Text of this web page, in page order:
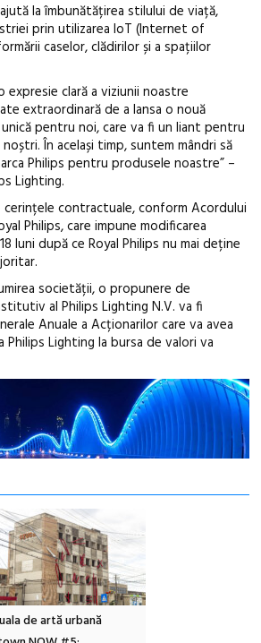
la îmbunătățirea stilului de viață,
prin utilizarea IoT (Internet of
caselor, clădirilor și a spațiilor
expresie clară a viziunii noastre
extraordinară de a lansa o nouă
pentru noi, care va fi un liant pentru
În același timp, suntem mândri să
Philips pentru produsele noastre” –
Lighting.
contractuale, conform Acordului
Philips, care impune modificarea
luni după ce Royal Philips nu mai deține
societății, o propunere de
al Philips Lighting N.V. va fi
Anuale a Acționarilor care va avea
Philips Lighting la bursa de valori va
de artă urbană